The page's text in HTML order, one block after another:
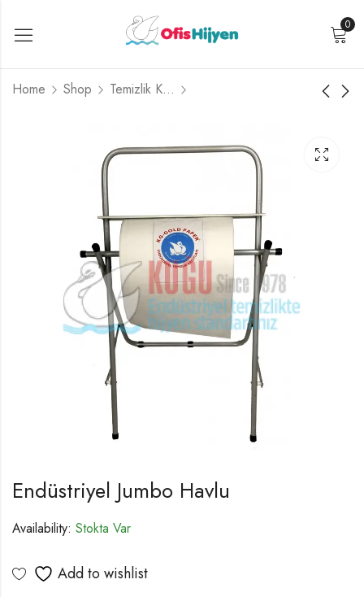
0
Home Shop Temizlik Kağıtları
Çek Al Mendil
Goldpaper Jumbo
Tuvalet Kağıdı
Endüstriyel Jumbo Havlu
Availability: Stokta Var
Add to wishlist